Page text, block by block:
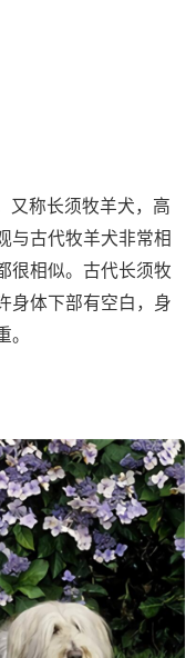
又称长须牧羊犬，高
与古代牧羊犬非常相
很相似。古代长须牧
身体下部有空白，身
。